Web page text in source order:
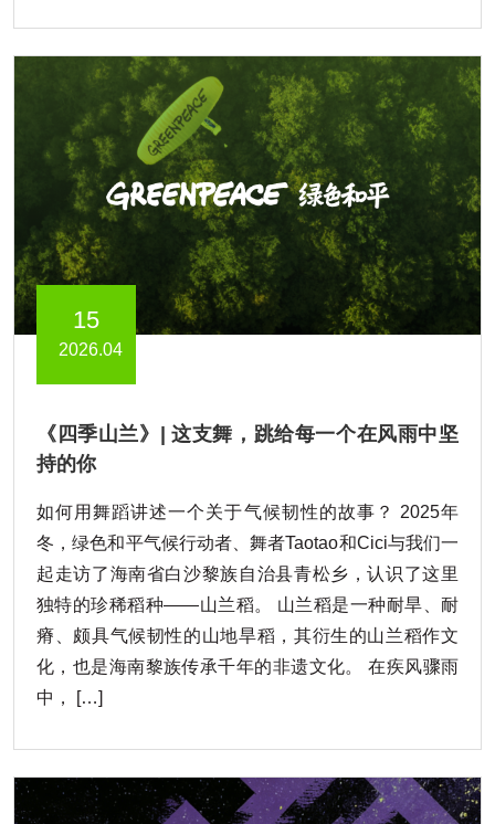
15
2026.04
《四季山兰》| 这支舞，跳给每一个在风雨中坚
持的你
如何用舞蹈讲述一个关于气候韧性的故事？ 2025年
冬，绿色和平气候行动者、舞者Taotao和Cici与我们一
起走访了海南省白沙黎族自治县青松乡，认识了这里
独特的珍稀稻种——山兰稻。 山兰稻是一种耐旱、耐
瘠、颇具气候韧性的山地旱稻，其衍生的山兰稻作文
化，也是海南黎族传承千年的非遗文化。 在疾风骤雨
中， […]